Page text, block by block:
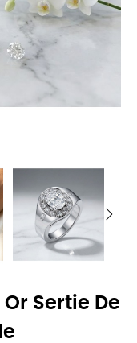
Or Sertie De